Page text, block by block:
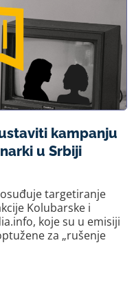
kampanju
u Srbiji
targetiranje
Kolubarske i
koje su u emisiji
za „rušenje